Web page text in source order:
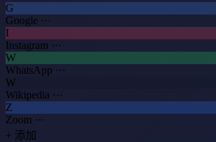
G
Google ···
I
Instagram ···
W
WhatsApp ···
W
Wikipedia ···
Z
Zoom ···
+ 添加